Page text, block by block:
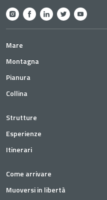
Mare
Montagna
Pianura
Collina
Strutture
Esperienze
Itinerari
Come arrivare
Muoversi in libertà